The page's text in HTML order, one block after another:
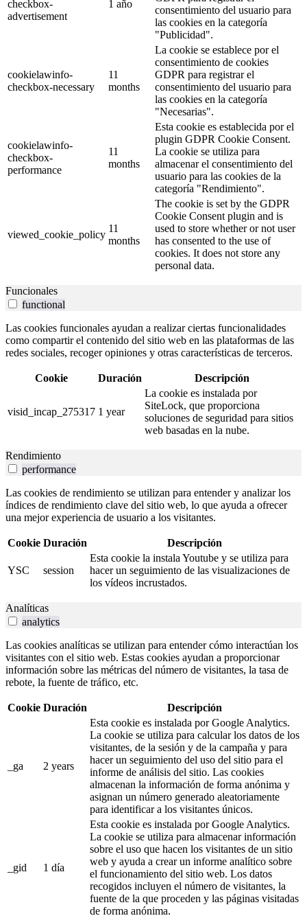
checkbox-
advertisement
1 año
consentimiento del usuario para
las cookies en la categoría
"Publicidad".
cookielawinfo-
checkbox-necessary
11
months
La cookie se establece por el
consentimiento de cookies
GDPR para registrar el
consentimiento del usuario para
las cookies en la categoría
"Necesarias".
cookielawinfo-
checkbox-
performance
11
months
Esta cookie es establecida por el
plugin GDPR Cookie Consent.
La cookie se utiliza para
almacenar el consentimiento del
usuario para las cookies de la
categoría "Rendimiento".
viewed_cookie_policy
11
months
The cookie is set by the GDPR
Cookie Consent plugin and is
used to store whether or not user
has consented to the use of
cookies. It does not store any
personal data.
Funcionales
functional
Las cookies funcionales ayudan a realizar ciertas funcionalidades
como compartir el contenido del sitio web en las plataformas de las
redes sociales, recoger opiniones y otras características de terceros.
Cookie Duración Descripción
visid_incap_275317 1 year
La cookie es instalada por
SiteLock, que proporciona
soluciones de seguridad para sitios
web basadas en la nube.
Rendimiento
performance
Las cookies de rendimiento se utilizan para entender y analizar los
índices de rendimiento clave del sitio web, lo que ayuda a ofrecer
una mejor experiencia de usuario a los visitantes.
Cookie Duración Descripción
YSC session
Esta cookie la instala Youtube y se utiliza para
hacer un seguimiento de las visualizaciones de
los vídeos incrustados.
Analíticas
analytics
Las cookies analíticas se utilizan para entender cómo interactúan los
visitantes con el sitio web. Estas cookies ayudan a proporcionar
información sobre las métricas del número de visitantes, la tasa de
rebote, la fuente de tráfico, etc.
Cookie Duración Descripción
_ga 2 years
Esta cookie es instalada por Google Analytics.
La cookie se utiliza para calcular los datos de los
visitantes, de la sesión y de la campaña y para
hacer un seguimiento del uso del sitio para el
informe de análisis del sitio. Las cookies
almacenan la información de forma anónima y
asignan un número generado aleatoriamente
para identificar a los visitantes únicos.
_gid 1 día
Esta cookie es instalada por Google Analytics.
La cookie se utiliza para almacenar información
sobre el uso que hacen los visitantes de un sitio
web y ayuda a crear un informe analítico sobre
el funcionamiento del sitio web. Los datos
recogidos incluyen el número de visitantes, la
fuente de la que proceden y las páginas visitadas
de forma anónima.